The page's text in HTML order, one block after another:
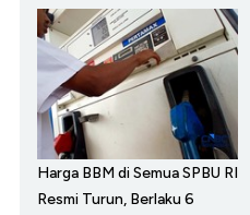
Harga BBM di Semua SPBU RI
Resmi Turun, Berlaku 6